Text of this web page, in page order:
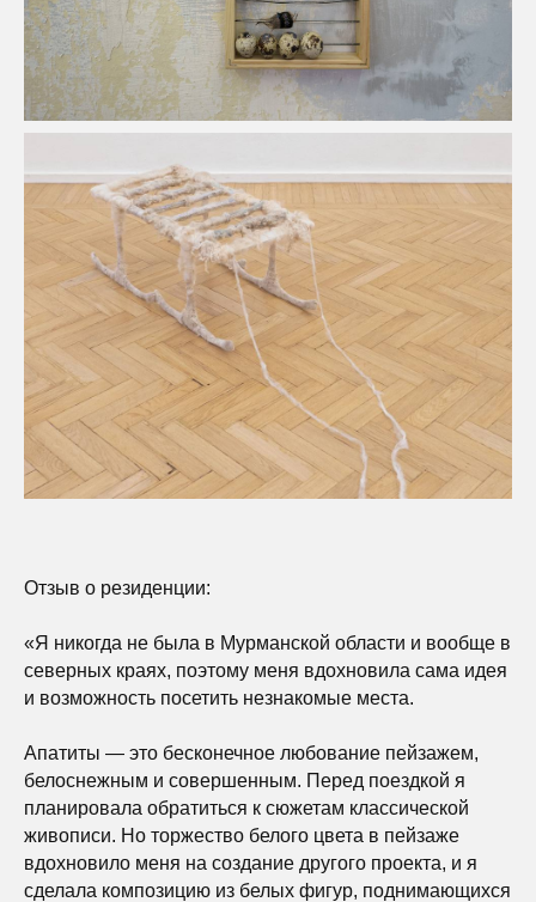
Отзыв о резиденции:
«Я никогда не была в Мурманской области и вообще в
северных краях, поэтому меня вдохновила сама идея
и возможность посетить незнакомые места.
Апатиты — это бесконечное любование пейзажем,
белоснежным и совершенным. Перед поездкой я
планировала обратиться к сюжетам классической
живописи. Но торжество белого цвета в пейзаже
вдохновило меня на создание другого проекта, и я
сделала композицию из белых фигур, поднимающихся